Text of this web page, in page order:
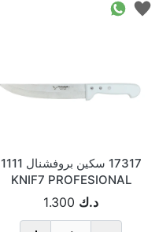
17317 سكين بروفشنال 1111
KNIF7 PROFESIONAL
د.ك 1.300